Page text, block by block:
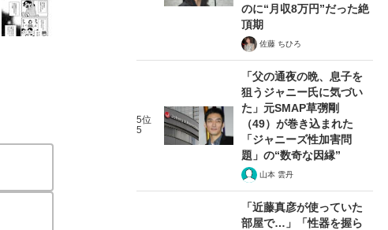
のに“月収8万円”だった絶
頂期
佐藤 ちひろ
5位
5
「父の通夜の晩、息子を
狙うジャニー氏に気づい
た」元SMAP草彅剛
（49）が巻き込まれた
「ジャニーズ性加害問
題」の“数奇な因縁”
山本 雲丹
「近藤真彦が使っていた
部屋で…」「性器を握ら